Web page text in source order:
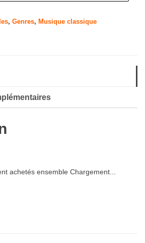
, Genres, Musique classique
achetés ensemble Chargement...